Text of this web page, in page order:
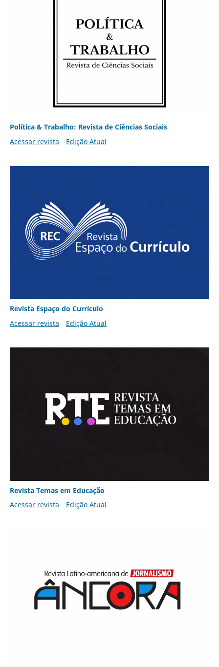
Política & Trabalho: Revista de Ciências Sociais
Acessar revista
Edição Atual
Revista Espaço do Currículo
Acessar revista
Edição Atual
Revista Temas em Educação
Acessar revista
Edição Atual